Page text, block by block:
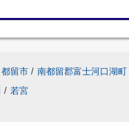
都留市 / 南都留郡富士河口湖町
/ 若宮